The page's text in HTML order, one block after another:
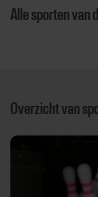
Alle sporten van
Overzicht van